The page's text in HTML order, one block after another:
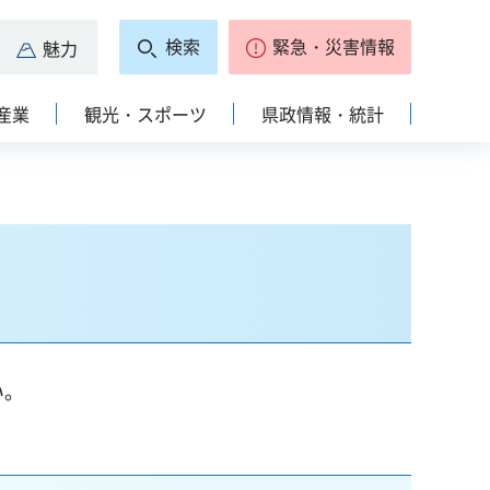
魅力 検索 緊急・災害情報
業 観光・スポーツ 県政情報・統計